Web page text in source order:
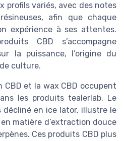
profils variés, avec des notes
afin que chaque
expérience à ses attentes.
CBD s’accompagne
la puissance, l’origine du
culture.
CBD et la wax CBD occupent
les produits tealerlab. Le
décliné en ice lator, illustre le
matière d’extraction douce
Ces produits CBD plus